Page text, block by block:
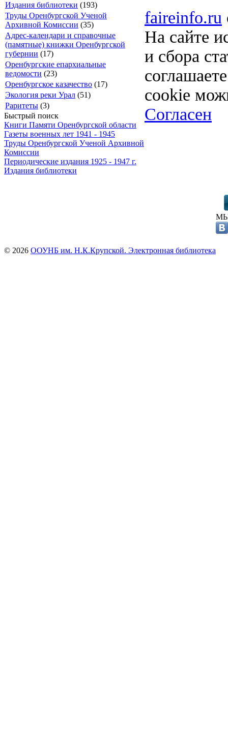
Издания библиотеки (193)
Труды Оренбургской Ученой
Архивной Комиссии (35)
Адрес-календари и справочные
(памятные) книжки Оренбургской
губернии (17)
Оренбургские епархиальные
ведомости (23)
Оренбургское казачество (17)
Экология реки Урал (51)
Раритеты (3)
Быстрый поиск
Книги Памяти Оренбургской области
Газеты военных лет 1941 - 1945
Труды Оренбургской Ученой Архивной
Комиссии
Периодические издания 1925 - 1947 г.
Издания библиотеки
faireinfo.ru
На сайте
и сбора
cookie
Согласен
© 2026 ООУНБ им. Н.К.Крупской. Электронная библиотека